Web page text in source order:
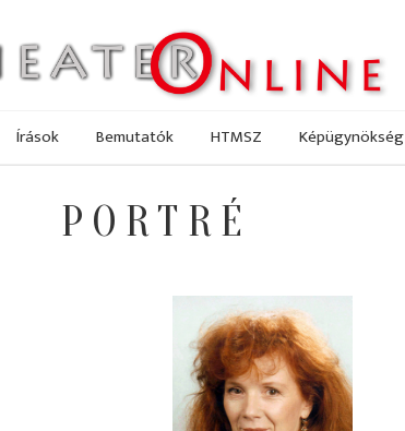
Írások Bemutatók HTMSZ Képügynökség
PORTRÉ